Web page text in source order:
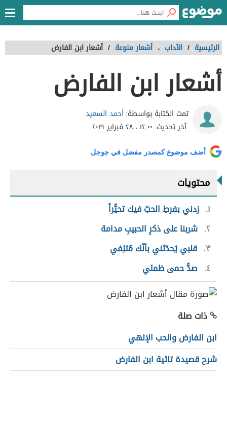
الرئيسية / الآداب ، أشعار منوعة / أشعار ابن الفارض
أشعار ابن الفارض
تمت الكتابة بواسطة:أحمد السعيد
آخر تحديث: ١٢:٠٠ ، ٢٨ فبراير ٢٠١٩
أضف موضوع كمصدر مفضل في جوجل
محتويات
١ زدني بفرطِ الحبّ فيك تحيُّراً
٢ شربنا على ذكرِ الحبيبِ مدامة
٣ قلبي يُحدّثني بأنّك مُتلِفي
٤
صدُّ حمى ظمئي
ذات صلة
ابن الفارض والحب الإلهي
شرح قصيدة تائية ابن الفارض